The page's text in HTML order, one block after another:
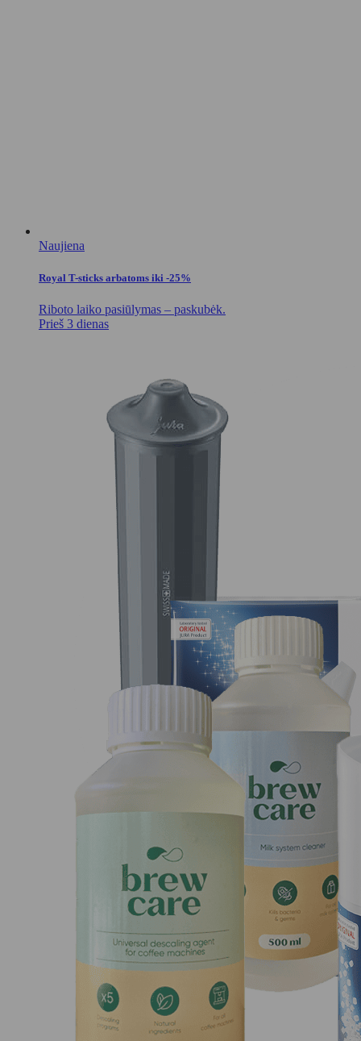
Naujiena
Royal T-sticks arbatoms iki -25%
Riboto laiko pasiūlymas – paskubėk.
Prieš 3 dienas